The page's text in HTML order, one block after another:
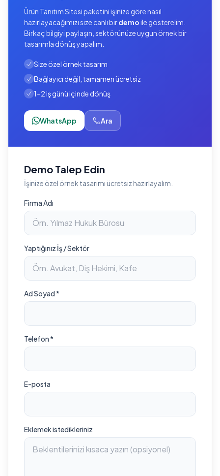
Ürün Tanıtım Sitesi paketini işinize göre nasıl
hazırlayacağımızı size canlı birdemoile gösterelim.
Birkaç bilgiyi paylaşın, sektörünüze uygun örnek bir
tasarımla dönüş yapalım.
Size özel örnek tasarım
Bağlayıcı değil, tamamen ücretsiz
1-2 iş günü içinde dönüş
WhatsApp Ara
Demo Talep Edin
İşinize özel örnek tasarımı ücretsiz hazırlayalım.
Firma Adı
Yaptığınız İş / Sektör
Ad Soyad *
Telefon *
E-posta
Eklemek istedikleriniz